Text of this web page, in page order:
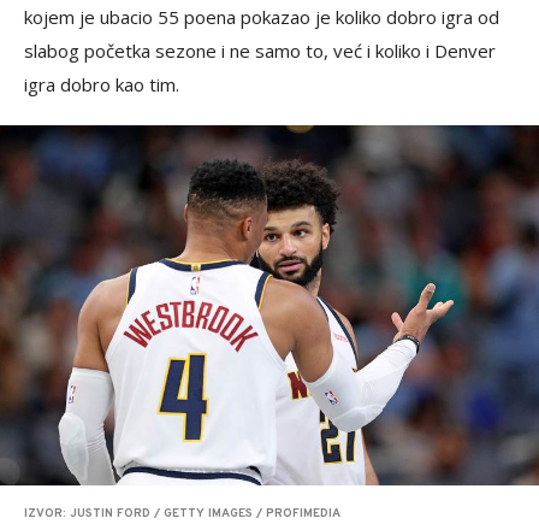
kojem je ubacio 55 poena pokazao je koliko dobro igra od
slabog početka sezone i ne samo to, već i koliko i Denver
igra dobro kao tim.
IZVOR: JUSTIN FORD / GETTY IMAGES / PROFIMEDIA